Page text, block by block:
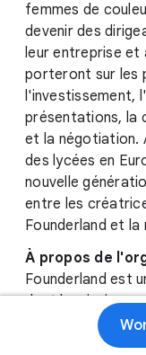
femmes de
devenir des
leur entreprise et
porteront sur les
l'investissement,
présentations, la
et la négotiation.
des lycées en
nouvelle
entre les
Founderland et
À propos de
Founderland est
dont la mission
d'inclusion et
l'entreprise en